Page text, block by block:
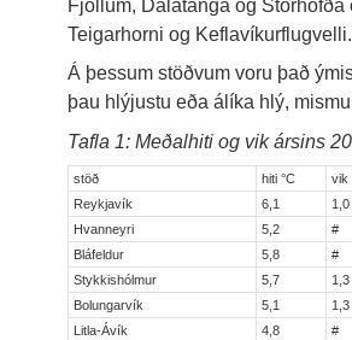
Fjöllum, Dalatanga og
Teigarhorni og Keflavíkurflugvelli.
Á þessum stöðvum voru það
þau hlýjustu eða álíka hlý,
Tafla 1: Meðalhiti og vik ársins
stöð hiti °C
vik
Reykjavík
6,1
1,0
Hvanneyri
5,2
#
Bláfeldur
5,8
#
Stykkishólmur
5,7
1,3
Bolungarvík
5,1
1,3
Litla-Ávík
4,8
#